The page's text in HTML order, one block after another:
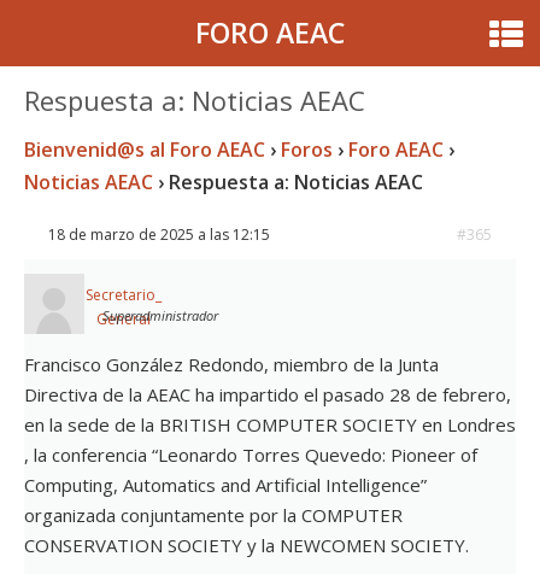
FORO AEAC
Respuesta a: Noticias AEAC
Bienvenid@s al Foro AEAC › Foros › Foro AEAC ›
Noticias AEAC › Respuesta a: Noticias AEAC
18 de marzo de 2025 a las 12:15 #365
Secretario_
General
Superadministrador
Francisco González Redondo, miembro de la Junta
Directiva de la AEAC ha impartido el pasado 28 de febrero,
en la sede de la BRITISH COMPUTER SOCIETY en Londres
, la conferencia “Leonardo Torres Quevedo: Pioneer of
Computing, Automatics and Artificial Intelligence”
organizada conjuntamente por la COMPUTER
CONSERVATION SOCIETY y la NEWCOMEN SOCIETY.